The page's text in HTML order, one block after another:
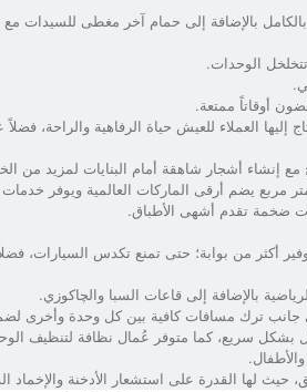
بالإضافة إلى حمام آخر مغطى للسيدات مع
إليها العملاء للعيش حياة الرفاهية
إنشاء أشجار شاهقة أمام البنايات لمزيد من
ضخمة تقدم أشهى الأطباق.
أكثر من بوابة؛ حتى تمنع تكدس السيارات،
بالإضافة إلى قاعات السبا والچاكوزي.
جانب ترك مسافات كافية بين كل وحدة وأخرى
بشكل سريع، كما متوفر عُمال نظافة لتنظيف
حيث لها القدرة على استشعار الأدخنة والإخماد